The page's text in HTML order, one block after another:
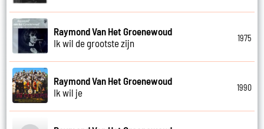
Raymond Van Het Groenewoud
Ik wil de grootste zijn
1975
Raymond Van Het Groenewoud
Ik wil je
1990